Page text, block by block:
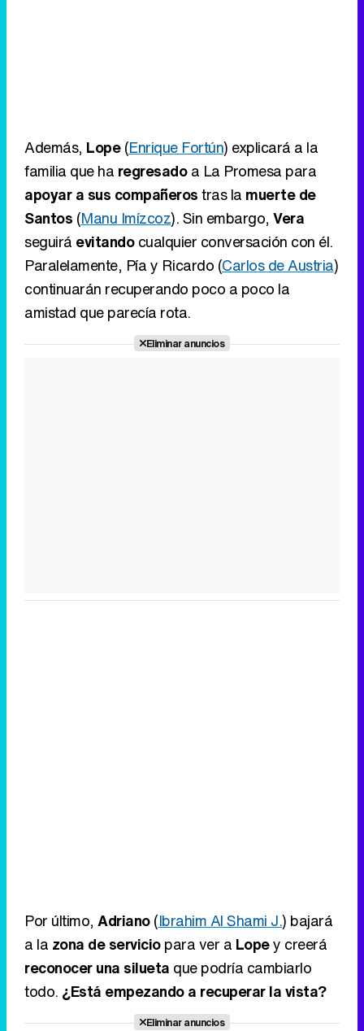
Además, Lope(Enrique Fortún) explicará a la
familia que ha regresadoa La Promesa para
apoyar a sus compañerostras la muerte de
Santos (Manu Imízcoz). Sin embargo, Vera
seguirá evitandocualquier conversación con él.
Paralelamente, Pía y Ricardo (Carlos de Austria)
continuarán recuperando poco a poco la
amistad que parecía rota.
Eliminar anuncios
Por último, Adriano(Ibrahim Al Shami J.) bajará
a la zona de serviciopara ver a Lopey creerá
reconocer una silueta que podría cambiarlo
todo. ¿Está empezando a recuperar la vista?
Eliminar anuncios